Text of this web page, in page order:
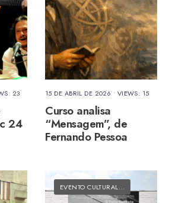
23
24
15 DE ABRIL DE 2026 • VIEWS: 15
Curso analisa
“Mensagem”, de
Fernando Pessoa
DO FOLK EVENTO CULTURAL
•